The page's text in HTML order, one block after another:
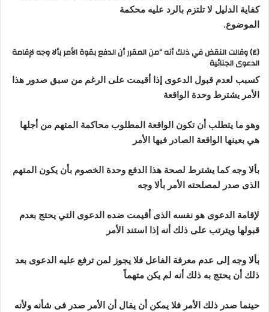
كفاية الدليل لا تلتزم بالرد عليه محكمة
الموضوع.
(٤) وقالت النقض في ذلك أنه “من المقرر أن الدفع بقوة الأمر بألا وجه لإقامة
الدعوى الجنائية
كسبب لعدم قبول الدعوى إذا أقيمت على الرغم من سبق صدور هذا
الأمر يشترط وحدة الواقعة
وهو ما يتطلب أن تكون الواقعة المطلوب محاكمة المتهم من أجلها
هي بعينها الواقعة الصادر فيها الأمر
بألا وجه كما يشترط لصحة هذا الدفع وحدة الخصوم بأن يكون المتهم
الذى صدر لمصلحته الأمر بألا وجه
لإقامة الدعوى هو نفسه الذى أقيمت ضده الدعوى التي يحتج بعدم
قبولها ويترتب على ذلك أنه إذا استند الأمر
بألا وجه إلى عدم معرفة الفاعل فلا يجوز لمن ترفع عليه الدعوى بعد
ذلك أن يحتج به ذلك أنه لم يكن متهماً
حينما صدر ذلك الأمر فلا يمكن أن يقال أن الأمر صدر فى شأنه ولأنه